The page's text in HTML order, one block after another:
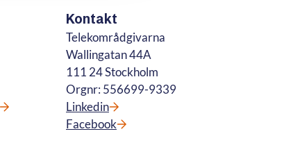
Kontakt
Telekområdgivarna
Wallingatan 44A
111 24 Stockholm
Orgnr: 556699-9339
Linkedin
Facebook